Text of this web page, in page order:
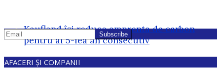
Kaufland își reduce amprenta de carbon
pentru al 5-lea an consecutiv
AFACERI ȘI COMPANII